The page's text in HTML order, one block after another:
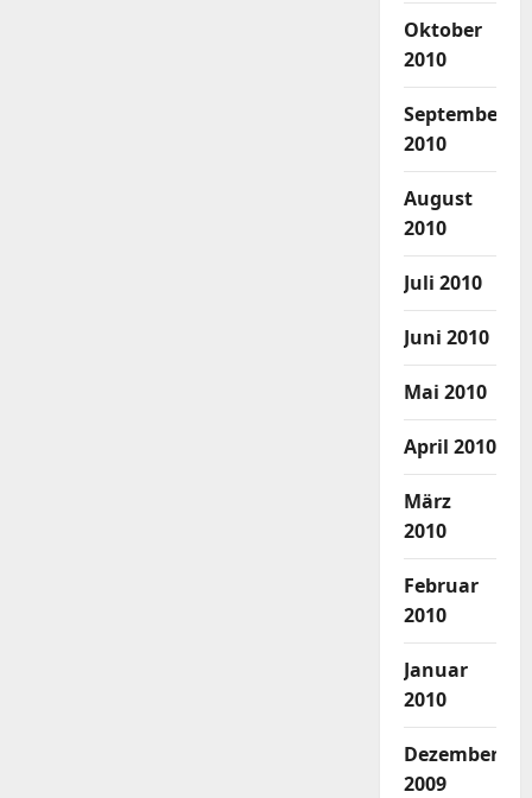
Oktober
2010
September
2010
August
2010
Juli 2010
Juni 2010
Mai 2010
April 2010
März
2010
Februar
2010
Januar
2010
Dezember
2009